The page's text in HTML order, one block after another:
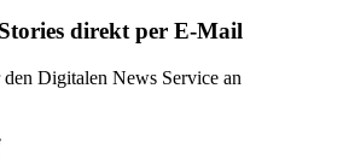
direkt per E-Mail
Digitalen News Service an